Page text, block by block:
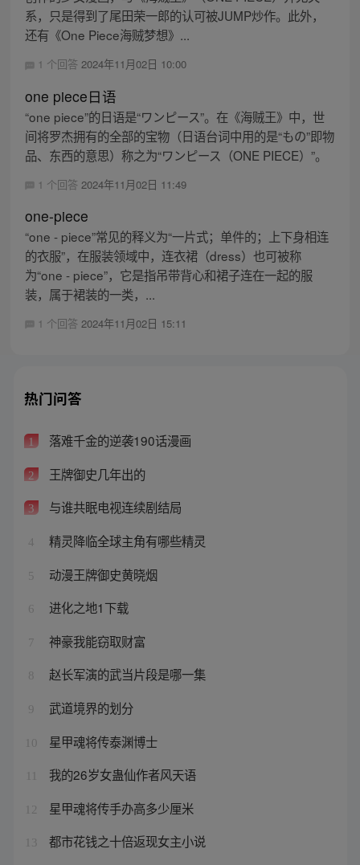
系，只是得到了尾田荣一郎的认可被JUMP炒作。此外，
还有《One Piece海贼梦想》...
1 个回答 2024年11月02日 10:00
one piece日语
“one piece”的日语是“ワンピース”。在《海贼王》中，世
间将罗杰拥有的全部的宝物（日语台词中用的是“もの”即物
品、东西的意思）称之为“ワンピース（ONE PIECE）”。
1 个回答 2024年11月02日 11:49
one-piece
“one - piece”常见的释义为“一片式；单件的；上下身相连
的衣服”，在服装领域中，连衣裙（dress）也可被称
为“one - piece”，它是指吊带背心和裙子连在一起的服
装，属于裙装的一类，...
1 个回答 2024年11月02日 15:11
热门问答
1 落难千金的逆袭190话漫画
2 王牌御史几年出的
3 与谁共眠电视连续剧结局
4 精灵降临全球主角有哪些精灵
5 动漫王牌御史黄晓烟
6 进化之地1下载
7 神豪我能窃取财富
8 赵长军演的武当片段是哪一集
9 武道境界的划分
10 星甲魂将传泰渊博士
我的26岁女蛊仙作者风天语
12 星甲魂将传手办高多少厘米
13 都市花钱之十倍返现女主小说